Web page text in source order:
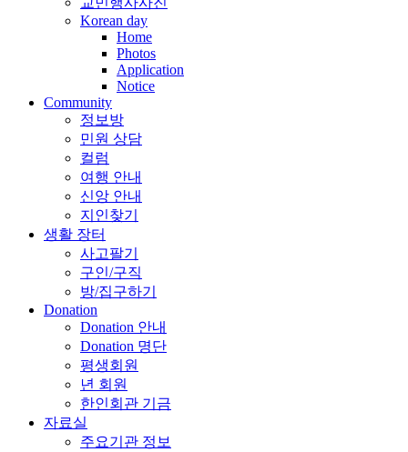
Korean day
Home
Photos
Application
Notice
Community
정보방
민원 상담
컬럼
여행 안내
신앙 안내
지인찾기
생활 장터
사고팔기
구인/구직
방/집구하기
Donation
Donation 안내
Donation 명단
평생회원
년 회원
한인회관 기금
자료실
주요기관 정보